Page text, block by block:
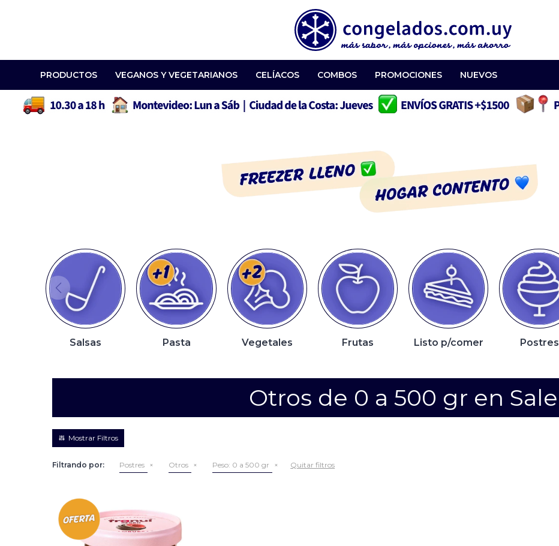
PRODUCTOS VEGANOS Y VEGETARIANOS CELÍACOS COMBOS PROMOCIONES NUEVOS
Salsas Pasta Vegetales Frutas Listo p/comer Postres
Otros de 0 a 500 gr en Sale
Filtrando por: Postres Otros Peso: 0 a 500 gr Quitar filtros